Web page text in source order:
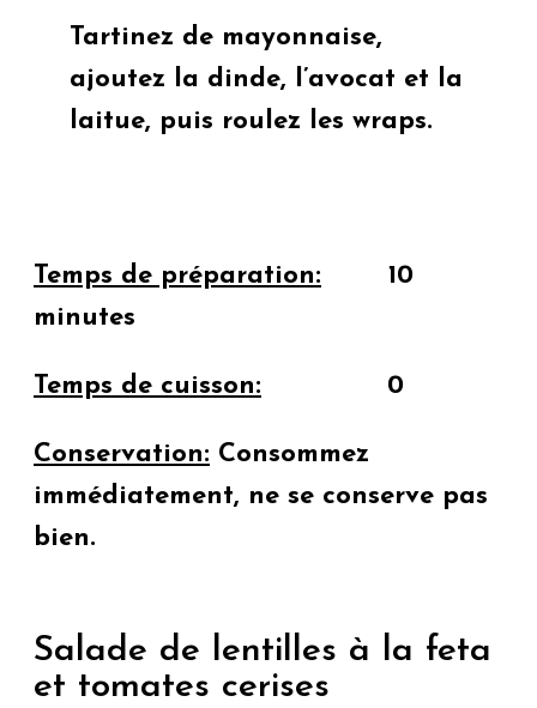
Tartinez de mayonnaise,
ajoutez la dinde, l’avocat et la
laitue, puis roulez les wraps.
Temps de préparation: 10
minutes
Temps de cuisson: 0
Conservation: Consommez
immédiatement, ne se conserve pas
bien.
Salade de lentilles à la feta
et tomates cerises